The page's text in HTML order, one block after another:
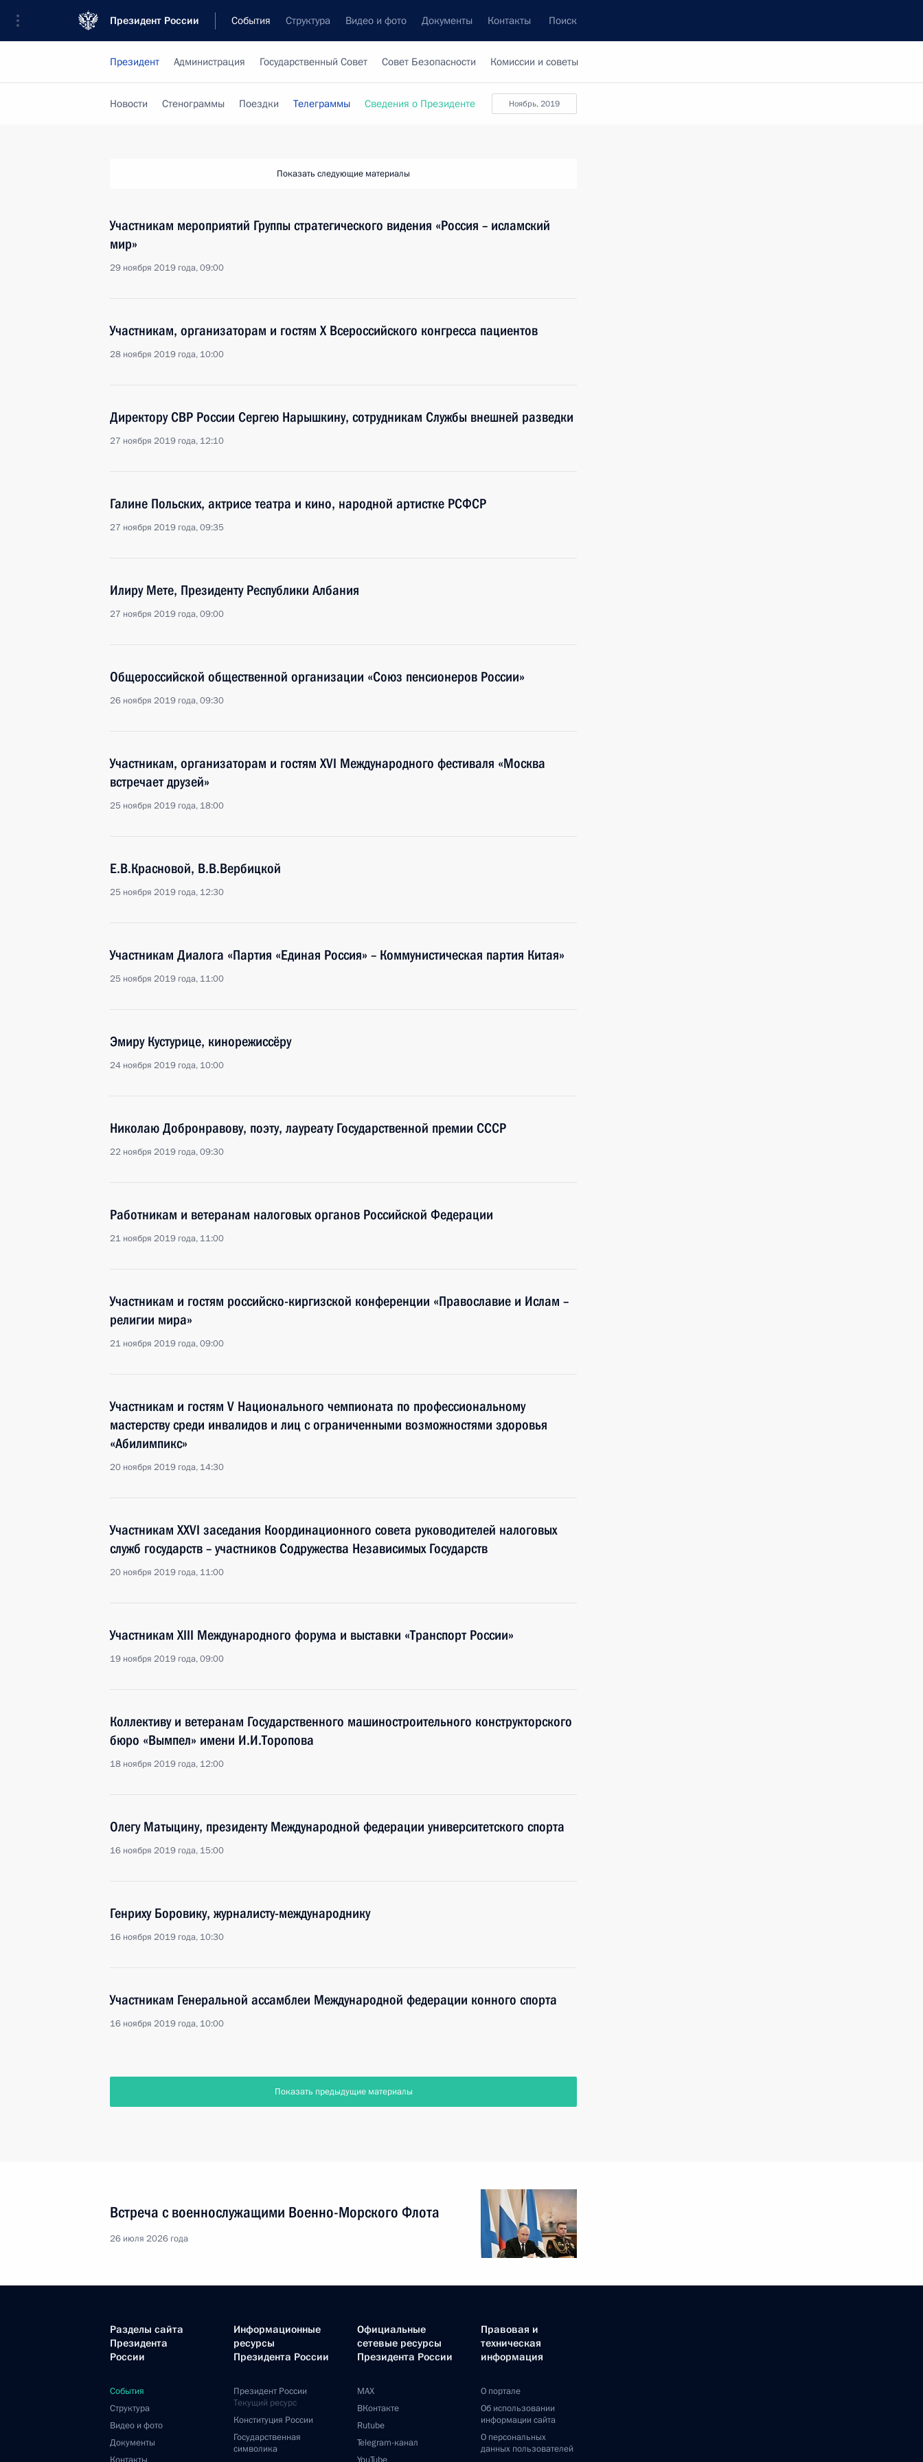
Президент России События Структура Видео и фото Документы Контакты Поиск
Президент Администрация Государственный Совет Совет Безопасности Комиссии и советы
Ноябрь, 2019
Новости Стенограммы Поездки Телеграммы Сведения о Президенте
Показать следующие материалы
Участникам мероприятий Группы стратегического видения «Россия – исламский
мир»
29 ноября 2019 года, 09:00
Участникам, организаторам и гостям X Всероссийского конгресса пациентов
28 ноября 2019 года, 10:00
Директору СВР России Сергею Нарышкину, сотрудникам Службы внешней разведки
27 ноября 2019 года, 12:10
Галине Польских, актрисе театра и кино, народной артистке РСФСР
27 ноября 2019 года, 09:35
Илиру Мете, Президенту Республики Албания
27 ноября 2019 года, 09:00
Общероссийской общественной организации «Союз пенсионеров России»
26 ноября 2019 года, 09:30
Участникам, организаторам и гостям XVI Международного фестиваля «Москва
встречает друзей»
25 ноября 2019 года, 18:00
Е.В.Красновой, В.В.Вербицкой
25 ноября 2019 года, 12:30
Участникам Диалога «Партия «Единая Россия» – Коммунистическая партия Китая»
25 ноября 2019 года, 11:00
Эмиру Кустурице, кинорежиссёру
24 ноября 2019 года, 10:00
Николаю Добронравову, поэту, лауреату Государственной премии СССР
22 ноября 2019 года, 09:30
Работникам и ветеранам налоговых органов Российской Федерации
21 ноября 2019 года, 11:00
Участникам и гостям российско-киргизской конференции «Православие и Ислам –
религии мира»
21 ноября 2019 года, 09:00
Участникам и гостям V Национального чемпионата по профессиональному
мастерству среди инвалидов и лиц с ограниченными возможностями здоровья
«Абилимпикс»
20 ноября 2019 года, 14:30
Участникам XXVI заседания Координационного совета руководителей налоговых
служб государств – участников Содружества Независимых Государств
20 ноября 2019 года, 11:00
Участникам XIII Международного форума и выставки «Транспорт России»
19 ноября 2019 года, 09:00
Коллективу и ветеранам Государственного машиностроительного конструкторского
бюро «Вымпел» имени И.И.Торопова
18 ноября 2019 года, 12:00
Олегу Матыцину, президенту Международной федерации университетского спорта
16 ноября 2019 года, 15:00
Генриху Боровику, журналисту-международнику
16 ноября 2019 года, 10:30
Участникам Генеральной ассамблеи Международной федерации конного спорта
16 ноября 2019 года, 10:00
Показать предыдущие материалы
Встреча с военнослужащими Военно-Морского Флота
26 июля 2026 года
Разделы сайта
Президента
России
События
Структура
Видео и фото
Документы
Информационные
ресурсы
Президента России
Президент России
Текущий ресурс
Конституция России
Государственная
символика
Официальные
сетевые ресурсы
Президента России
MAX
ВКонтакте
Rutube
Telegram-канал
Правовая и
техническая
информация
О портале
Об использовании
информации сайта
О персональных
данных пользователей